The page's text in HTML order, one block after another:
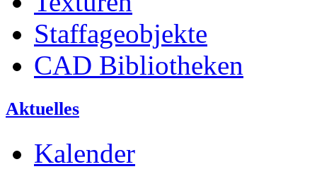
Staffageobjekte
CAD Bibliotheken
Aktuelles
Kalender